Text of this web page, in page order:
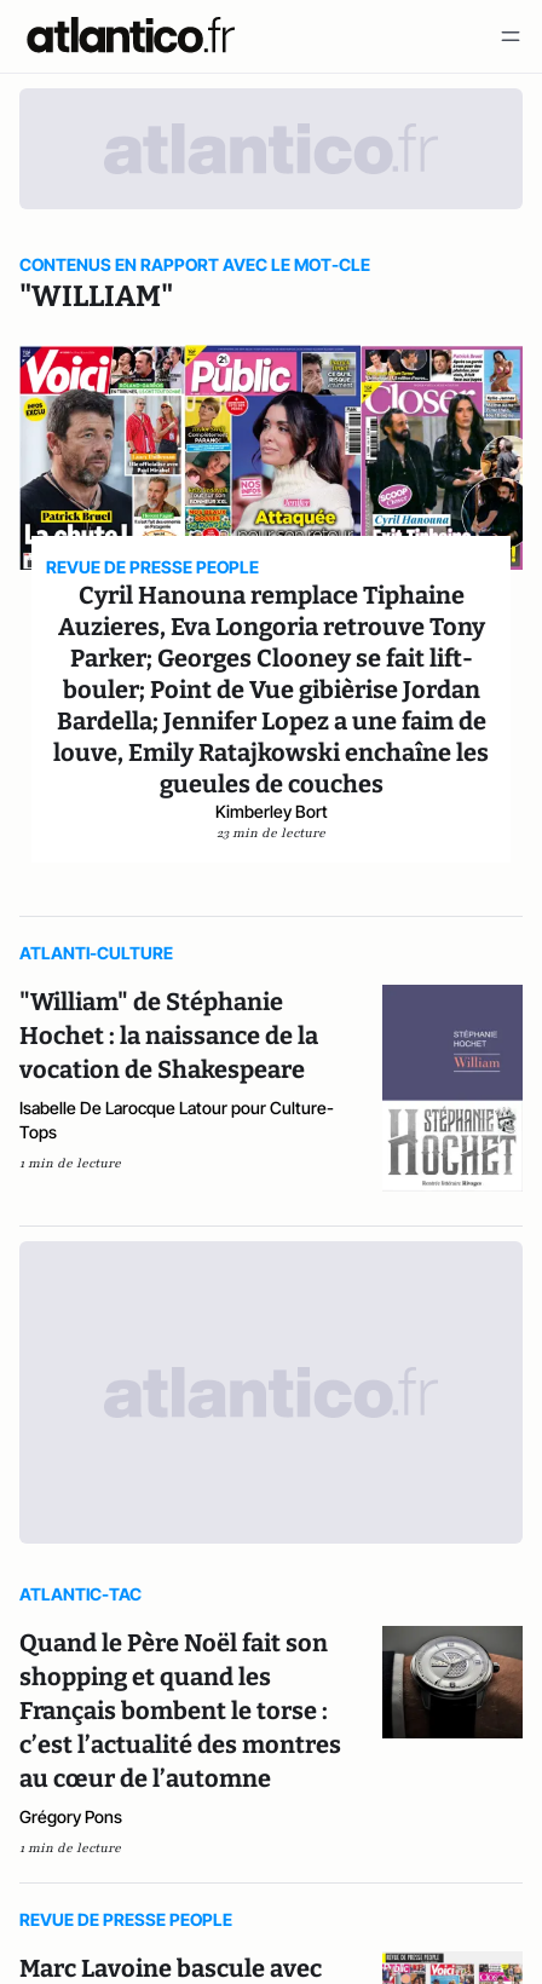
CONTENUS EN RAPPORT AVEC LE MOT-CLE
"WILLIAM"
REVUE DE PRESSE PEOPLE
Cyril Hanouna remplace Tiphaine
Auzieres, Eva Longoria retrouve Tony
Parker; Georges Clooney se fait lift-
bouler; Point de Vue gibièrise Jordan
Bardella; Jennifer Lopez a une faim de
louve, Emily Ratajkowski enchaîne les
gueules de couches
Kimberley Bort
23 min de lecture
ATLANTI-CULTURE
"William" de Stéphanie
Hochet : la naissance de la
vocation de Shakespeare
Isabelle De Larocque Latour pour Culture-
Tops
1 min de lecture
ATLANTIC-TAC
Quand le Père Noël fait son
shopping et quand les
Français bombent le torse :
c’est l’actualité des montres
au cœur de l’automne
Grégory Pons
1 min de lecture
REVUE DE PRESSE PEOPLE
Marc Lavoine bascule avec